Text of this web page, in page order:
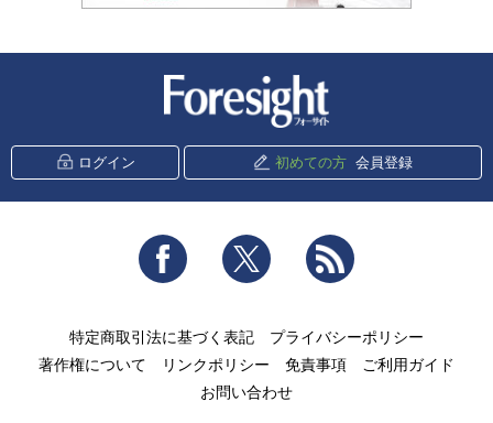
ログイン 初めての方 会員登録
Facebook Twitter
特定商取引法に基づく表記
プライバシーポリシー
著作権について
リンクポリシー 免責事項
ご利用ガイド
お問い合わせ